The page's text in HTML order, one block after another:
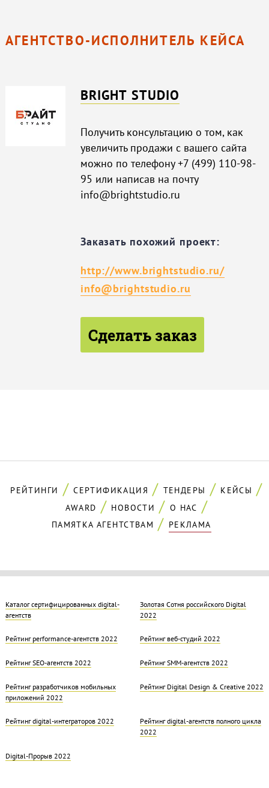
АГЕНТСТВО-ИСПОЛНИТЕЛЬ КЕЙСА
BRIGHT STUDIO
Получить консультацию о том, как
увеличить продажи с вашего сайта
можно по телефону +7 (499) 110-98-
95 или написав на почту
info@brightstudio.ru
Заказать похожий проект:
http://www.brightstudio.ru/
info@brightstudio.ru
Сделать заказ
РЕЙТИНГИ СЕРТИФИКАЦИЯ ТЕНДЕРЫ
КЕЙСЫ
AWARD
НОВОСТИ
О НАС
ПАМЯТКА АГЕНТСТВАМ
РЕКЛАМА
Каталог сертифицированных digital-
агентств
Золотая Cотня российского Digital
2022
Рейтинг performance-агентств 2022 Рейтинг веб-студий 2022
Рейтинг SEO-агентств 2022 Рейтинг SMM-агентств 2022
Рейтинг разработчиков мобильных
приложений 2022
Рейтинг Digital Design & Creative 2022
Рейтинг digital-интеграторов 2022
Рейтинг digital-агентств полного цикла
2022
Digital-Прорыв 2022